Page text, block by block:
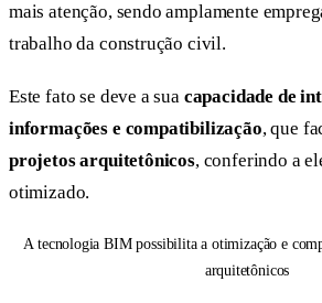
mais atenção, sendo amplamente
trabalho da construção civil.
Este fato se deve a sua capacidade de
informações e compatibilização, que
projetos arquitetônicos, conferindo a
otimizado.
A tecnologia BIM possibilita a otimização e
arquitetônicos